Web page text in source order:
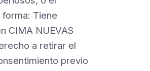
Tiene
CIMA NUEVAS
a retirar el
previo